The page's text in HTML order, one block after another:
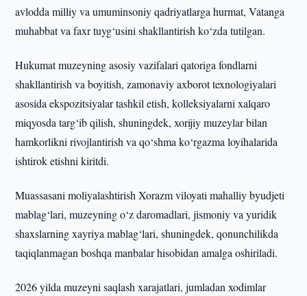
avlodda milliy va umuminsoniy qadriyatlarga hurmat, Vatanga
muhabbat va faxr tuyg‘usini shakllantirish ko‘zda tutilgan.
Hukumat muzeyning asosiy vazifalari qatoriga fondlarni
shakllantirish va boyitish, zamonaviy axborot texnologiyalari
asosida ekspozitsiyalar tashkil etish, kolleksiyalarni xalqaro
miqyosda targ‘ib qilish, shuningdek, xorijiy muzeylar bilan
hamkorlikni rivojlantirish va qo‘shma ko‘rgazma loyihalarida
ishtirok etishni kiritdi.
Muassasani moliyalashtirish Xorazm viloyati mahalliy byudjeti
mablag‘lari, muzeyning o‘z daromadlari, jismoniy va yuridik
shaxslarning xayriya mablag‘lari, shuningdek, qonunchilikda
taqiqlanmagan boshqa manbalar hisobidan amalga oshiriladi.
2026 yilda muzeyni saqlash xarajatlari, jumladan xodimlar